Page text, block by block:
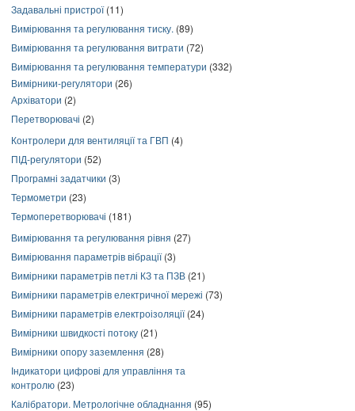
Задавальні пристрої(11)
Вимірювання та регулювання тиску. (89)
Вимірювання та регулювання витрати (72)
Вимірювання та регулювання температури (332)
Вимірники-регулятори (26)
Архіватори (2)
Перетворювачі (2)
Контролери для вентиляції та ГВП (4)
ПІД-регулятори (52)
Програмні задатчики (3)
Термометри (23)
Термоперетворювачі (181)
Вимірювання та регулювання рівня (27)
Вимірювання параметрів вібрації(3)
Вимірники параметрів петлі КЗ та ПЗВ (21)
Вимірники параметрів електричної мережі (73)
Вимірники параметрів електроізоляції(24)
Вимірники швидкості потоку (21)
Вимірники опору заземлення (28)
Індикатори цифрові для управління та
контролю (23)
Калібратори. Метрологічне обладнання (95)